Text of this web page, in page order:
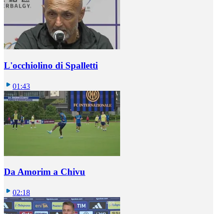
L'occhiolino di Spalletti
01:43
Da Amorim a Chivu
02:18